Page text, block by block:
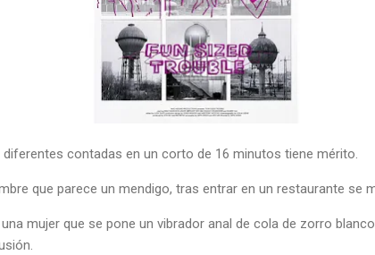
contadas en un corto de 16 minutos tiene mérito.
que parece un mendigo, tras entrar en un restaurante se
mujer que se pone un vibrador anal de cola de zorro